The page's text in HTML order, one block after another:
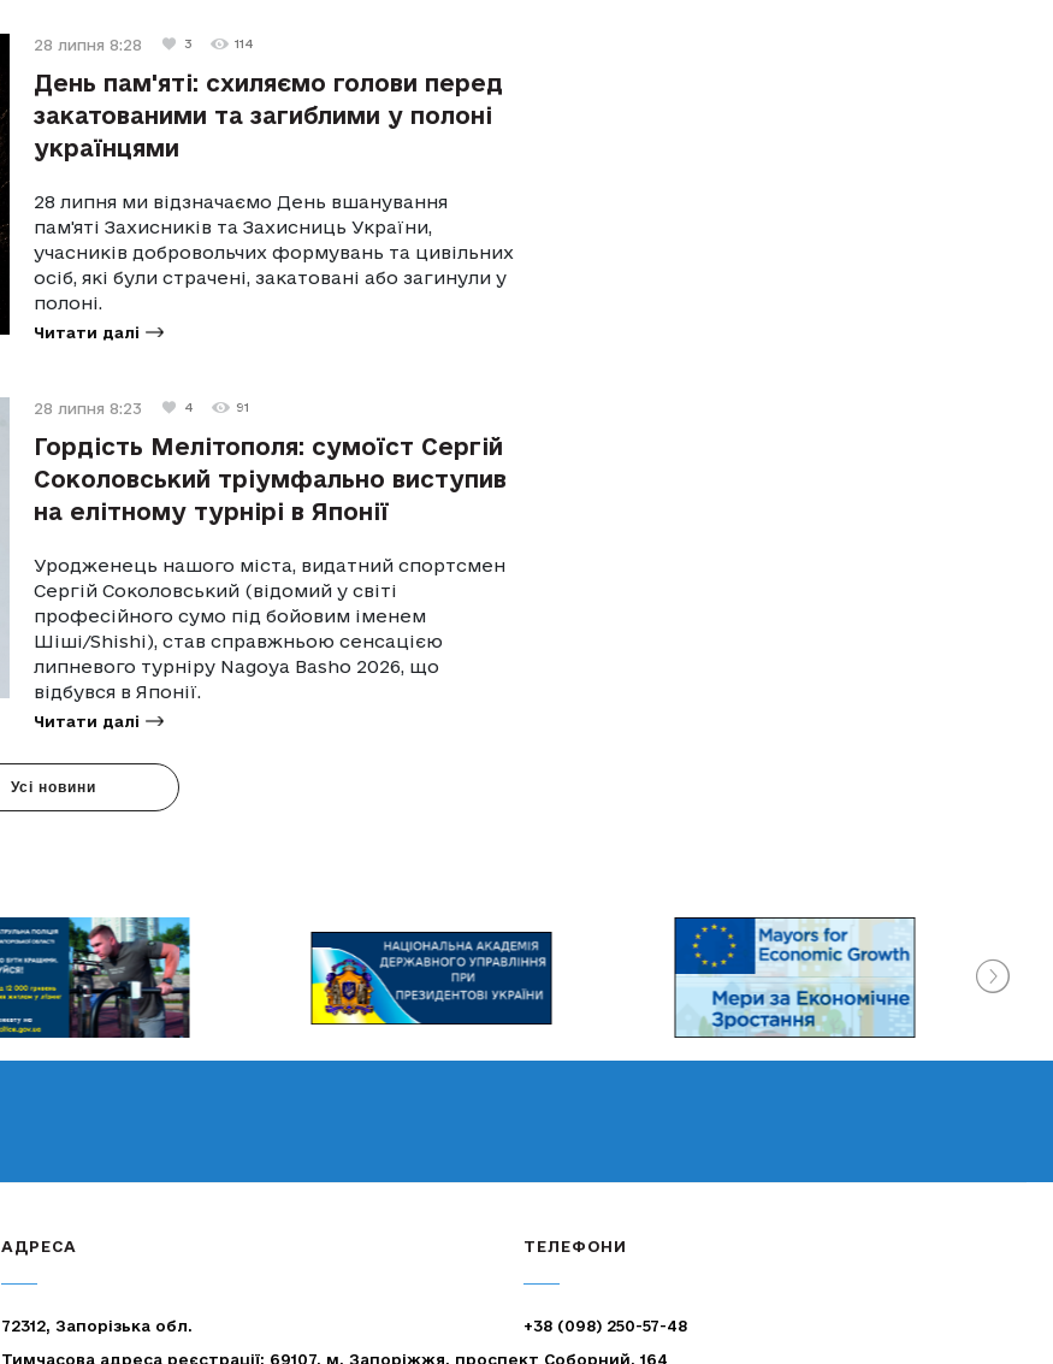
28 липня 8:28 3 114
День пам'яті: схиляємо голови перед
закатованими та загиблими у полоні
українцями
28 липня ми відзначаємо День вшанування
пам'яті Захисників та Захисниць України,
учасників добровольчих формувань та цивільних
осіб, які були страчені, закатовані або загинули у
полоні.
Читати далі
28 липня 8:23 4 91
Гордість Мелітополя: сумоїст Сергій
Соколовський тріумфально виступив
на елітному турнірі в Японії
Уродженець нашого міста, видатний спортсмен
Сергій Соколовський (відомий у світі
професійного сумо під бойовим іменем
Шіші/Shishi), став справжньою сенсацією
липневого турніру Nagoya Basho 2026, що
відбувся в Японії.
Читати далі
Усі новини
АДРЕСА
72312, Запорізька обл.
Тимчасова адреса реєстрації: 69107, м. Запоріжжя, проспект Соборний, 164
ТЕЛЕФОНИ
+38 (098) 250-57-48